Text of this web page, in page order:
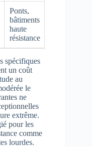
Ponts,
bâtiments
haute
résistance
spécifiques
un coût
au
le
ne
extrême.
pour les
comme
lourdes.